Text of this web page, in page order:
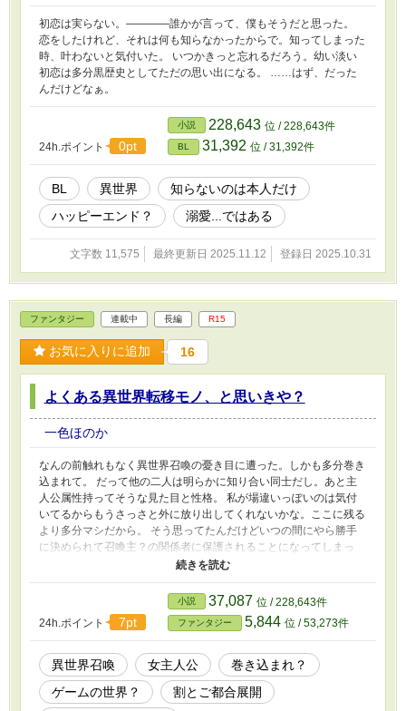
初恋は実らない。――――誰かが言って、僕もそうだと思った。
恋をしたけれど、それは何も知らなかったからで。知ってしまった
時、叶わないと気付いた。 いつかきっと忘れるだろう。幼い淡い
初恋は多分黒歴史としてただの思い出になる。 ……はず、だった
んだけどなぁ。
24h.ポイント 0pt
小説 228,643 位 / 228,643件
BL 31,392 位 / 31,392件
BL 異世界
知らないのは本人だけ
ハッピーエンド？
溺愛...ではある
文字数 11,575 最終更新日 2025.11.12 登録日 2025.10.31
ファンタジー 連載中 長編 R15
お気に入りに追加 16
よくある異世界転移モノ、と思いきや？
一色ほのか
なんの前触れもなく異世界召喚の憂き目に遭った。しかも多分巻き
込まれて。 だって他の二人は明らかに知り合い同士だし。あと主
人公属性持ってそうな見た目と性格。 私が場違いっぽいのは気付
いてるからもうさっさと外に放り出してくれないかな。ここに残る
より多分マシだから。 そう思ってたんだけどいつの間にやら勝手
に決められて召喚主？の関係者に保護されることになってしまっ
た。 ……って、あれ？話を聞いてて分かったんだけど、ここ、私
がプレイしてたゲームの世界っぽくない？？？
24h.ポイント 7pt
小説 37,087 位 / 228,643件
ファンタジー 5,844 位 / 53,273件
異世界召喚 女主人公
巻き込まれ？
ゲームの世界？
割とご都合展開